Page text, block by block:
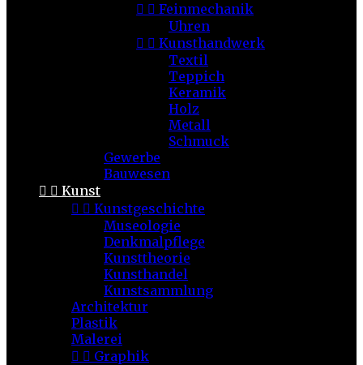
  Feinmechanik
Uhren
  Kunsthandwerk
Textil
Teppich
Keramik
Holz
Metall
Schmuck
Gewerbe
Bauwesen
  Kunst
  Kunstgeschichte
Museologie
Denkmalpflege
Kunsttheorie
Kunsthandel
Kunstsammlung
Architektur
Plastik
Malerei
  Graphik